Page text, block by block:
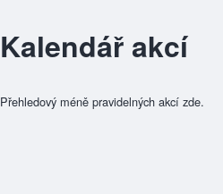
Kalendář akcí
Přehledový méně pravidelných akcí zde.